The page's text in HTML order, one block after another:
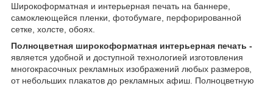
Широкоформатная и интерьерная печать на баннере,
самоклеющейся пленки, фотобумаге, перфорированной
сетке, холсте, обоях.
Полноцветная широкоформатная интерьерная печать -
является удобной и доступной технологией изготовления
многокрасочных рекламных изображений любых размеров,
от небольших плакатов до рекламных афиш. Полноцветную